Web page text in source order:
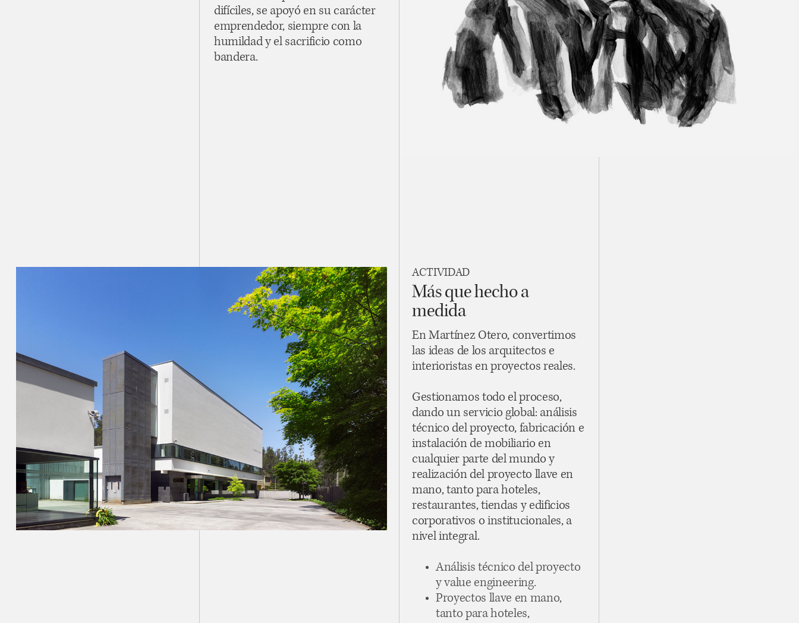
difíciles, se apoyó en su carácter
emprendedor, siempre con la
humildad y el sacrificio como
bandera.
ACTIVIDAD
Más que hecho a
medida
En Martínez Otero, convertimos
las ideas de los arquitectos e
interioristas en proyectos reales.
Gestionamos todo el proceso,
dando un servicio global: análisis
técnico del proyecto, fabricación e
instalación de mobiliario en
cualquier parte del mundo y
realización del proyecto llave en
mano, tanto para hoteles,
restaurantes, tiendas y edificios
corporativos o institucionales, a
nivel integral.
Análisis técnico del proyecto
y value engineering.
Proyectos llave en mano,
tanto para hoteles,